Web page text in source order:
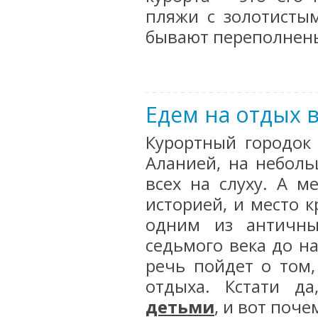
пляжи с
бывают
Едем на отдых
Курортный
Аланией, на
всех на слуху. А
историей, и место
одним из
седьмого века до
речь пойдет о
отдыха. Кстати
детьми, и вот